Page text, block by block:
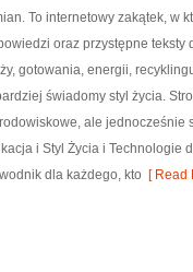
To internetowy zakątek, w
oraz przystępne teksty
gotowania, energii,
świadomy styl życia.
ale
i Styl Życia i Technologie
dla każdego, kto [ Read